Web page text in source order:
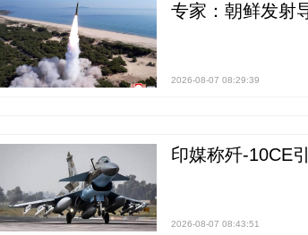
专家：朝鲜发射
2026-08-07 08:29:39
印媒称歼-10CE
2026-08-07 08:43:51